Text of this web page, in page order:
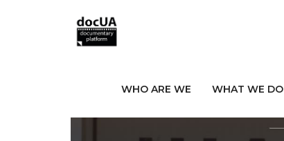
WHO ARE WE WHAT WE DO